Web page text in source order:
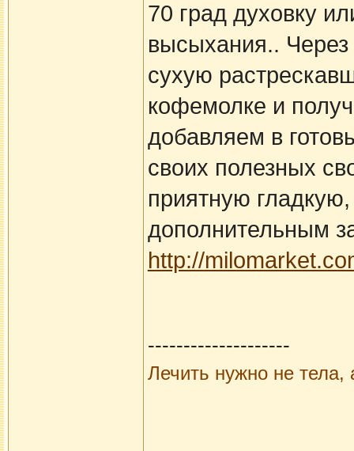
70 град духовку
высыхания.. Через
сухую
кофемолке и
добавляем в
своих полезных
приятную
дополнительным
http://
--------------------
Лечить нужно не тела,